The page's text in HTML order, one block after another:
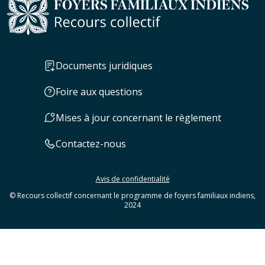
Documents juridiques
Foire aux questions
Mises à jour concernant le règlement
Contactez-nous
Avis de confidentialité
© Recours collectif concernant le programme de foyers familiaux indiens,
2024